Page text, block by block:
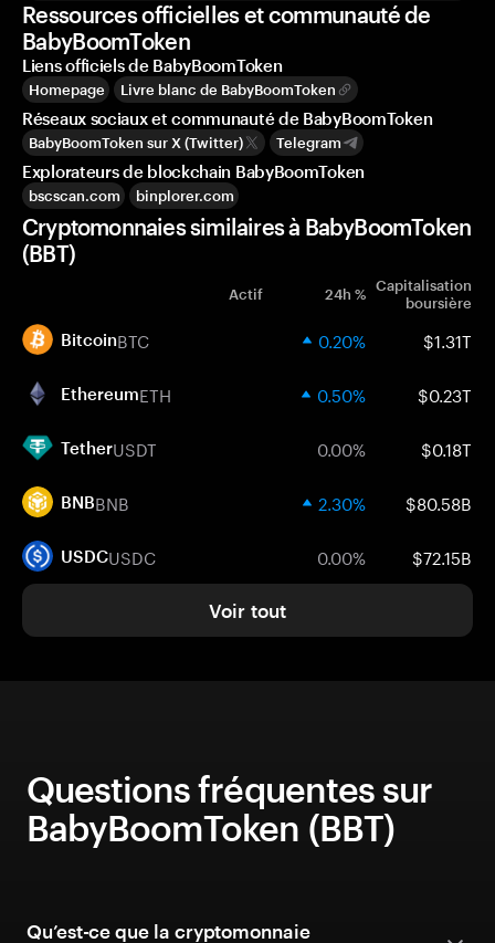
Ressources officielles et communauté de
BabyBoomToken
Liens officiels de BabyBoomToken
Homepage Livre blanc de BabyBoomToken
Réseaux sociaux et communauté de BabyBoomToken
BabyBoomToken sur X (Twitter) Telegram
Explorateurs de blockchain BabyBoomToken
bscscan.com binplorer.com
Cryptomonnaies similaires à BabyBoomToken
(BBT)
Actif 24h % Capitalisation
boursière
BitcoinBTC 0.20% $1.31T
EthereumETH 0.50% $0.23T
TetherUSDT 0.00% $0.18T
BNBBNB 2.30% $80.58B
USDCUSDC 0.00% $72.15B
Voir tout
Questions fréquentes sur
BabyBoomToken (BBT)
Qu’est-ce que la cryptomonnaie